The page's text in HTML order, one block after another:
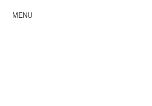
MENU